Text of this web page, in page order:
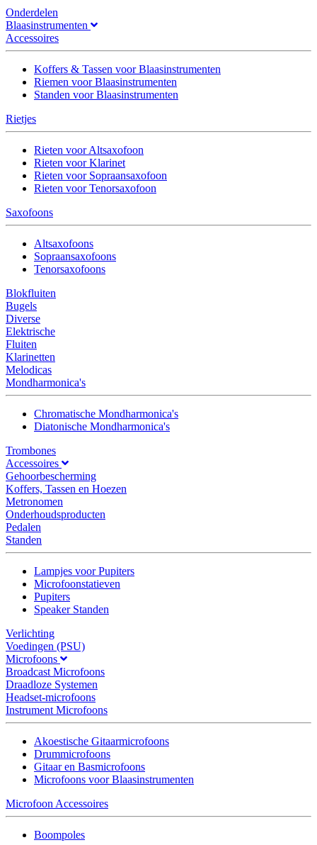
Onderdelen
Blaasinstrumenten
Accessoires
Koffers & Tassen voor Blaasinstrumenten
Riemen voor Blaasinstrumenten
Standen voor Blaasinstrumenten
Rietjes
Rieten voor Altsaxofoon
Rieten voor Klarinet
Rieten voor Sopraansaxofoon
Rieten voor Tenorsaxofoon
Saxofoons
Altsaxofoons
Sopraansaxofoons
Tenorsaxofoons
Blokfluiten
Bugels
Diverse
Elektrische
Fluiten
Klarinetten
Melodicas
Mondharmonica's
Chromatische Mondharmonica's
Diatonische Mondharmonica's
Trombones
Accessoires
Gehoorbescherming
Koffers, Tassen en Hoezen
Metronomen
Onderhoudsproducten
Pedalen
Standen
Lampjes voor Pupiters
Microfoonstatieven
Pupiters
Speaker Standen
Verlichting
Voedingen (PSU)
Microfoons
Broadcast Microfoons
Draadloze Systemen
Headset-microfoons
Instrument Microfoons
Akoestische Gitaarmicrofoons
Drummicrofoons
Gitaar en Basmicrofoons
Microfoons voor Blaasinstrumenten
Microfoon Accessoires
Boompoles